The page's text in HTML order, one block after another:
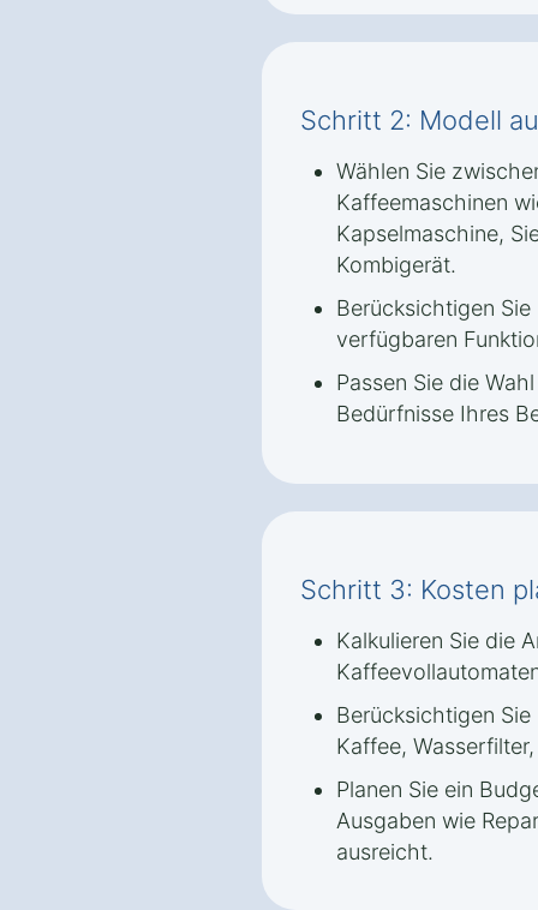
Schritt 2: Modell
Wählen Sie
Kaffeemaschinen
Kapselmaschine,
Kombigerät.
Berücksichtigen
verfügbaren
Passen Sie die
Bedürfnisse Ihres
Schritt 3: Kosten
Kalkulieren Sie die
Berücksichtigen
Kaffee,
Planen Sie ein
Ausgaben wie
ausreicht.